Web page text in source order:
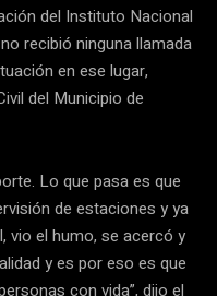
del Instituto Nacional
recibió ninguna llamada
en ese lugar,
del Municipio de
Lo que pasa es que
de estaciones y ya
vio el humo, se acercó y
y es por eso es que
con vida”, dijo el